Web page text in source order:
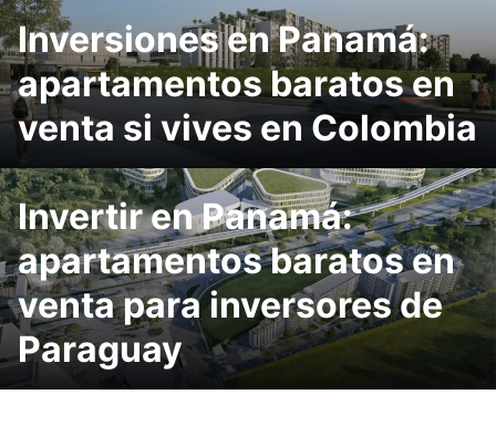
Inversiones en Panamá:
apartamentos baratos en
venta si vives en Colombia
Invertir en Panamá:
apartamentos baratos en
venta para inversores de
Paraguay